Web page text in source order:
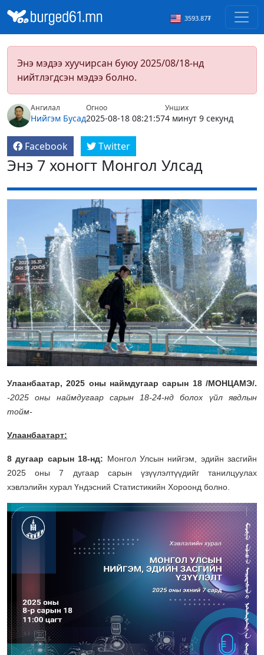
3593.87₮
Энэ мэдээ хуучирсан буюу 2025/08/18-нд
нийтлэгдсэн мэдээ болно.
Ангилал
Нийгэм Бусад
Огноо
2025-08-18 08:21:57
Унших
4 минут 9 секунд
Facebook Twitter
Энэ 7 хоногт Монгол Улсад
Улаанбаатар, 2025 оны наймдугаар сарын 18 /МОНЦАМЭ/.
-2025 оны наймдугаар сарын 18-24-нд болох үйл явдлын
тойм-
Улаанбаатарт:
8 дугаар сарын 18-нд: Монгол Улсын нийгэм, эдийн засгийн
2025 оны 7 дугаар сарын үзүүлэлтүүдийг танилцуулах
хэвлэлийн хурал Үндэсний Статистикийн Хороонд болно.